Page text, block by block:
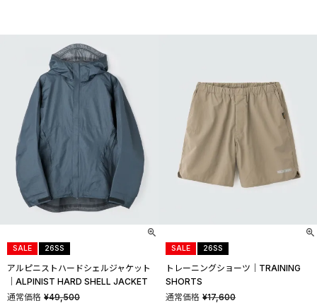
アルピニストハードシェルジャケット
│ALPINIST HARD SHELL JACKET
SALE 26SS
通常価格 ¥49,500
トレーニングショーツ│TRAINING
SHORTS
SALE 26SS
通常価格 ¥17,600